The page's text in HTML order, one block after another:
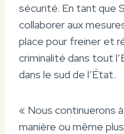
sécurité. En tant que
collaborer aux
place pour freiner et
criminalité dans tout
dans le sud de l’État.
« Nous continuerons
manière ou même